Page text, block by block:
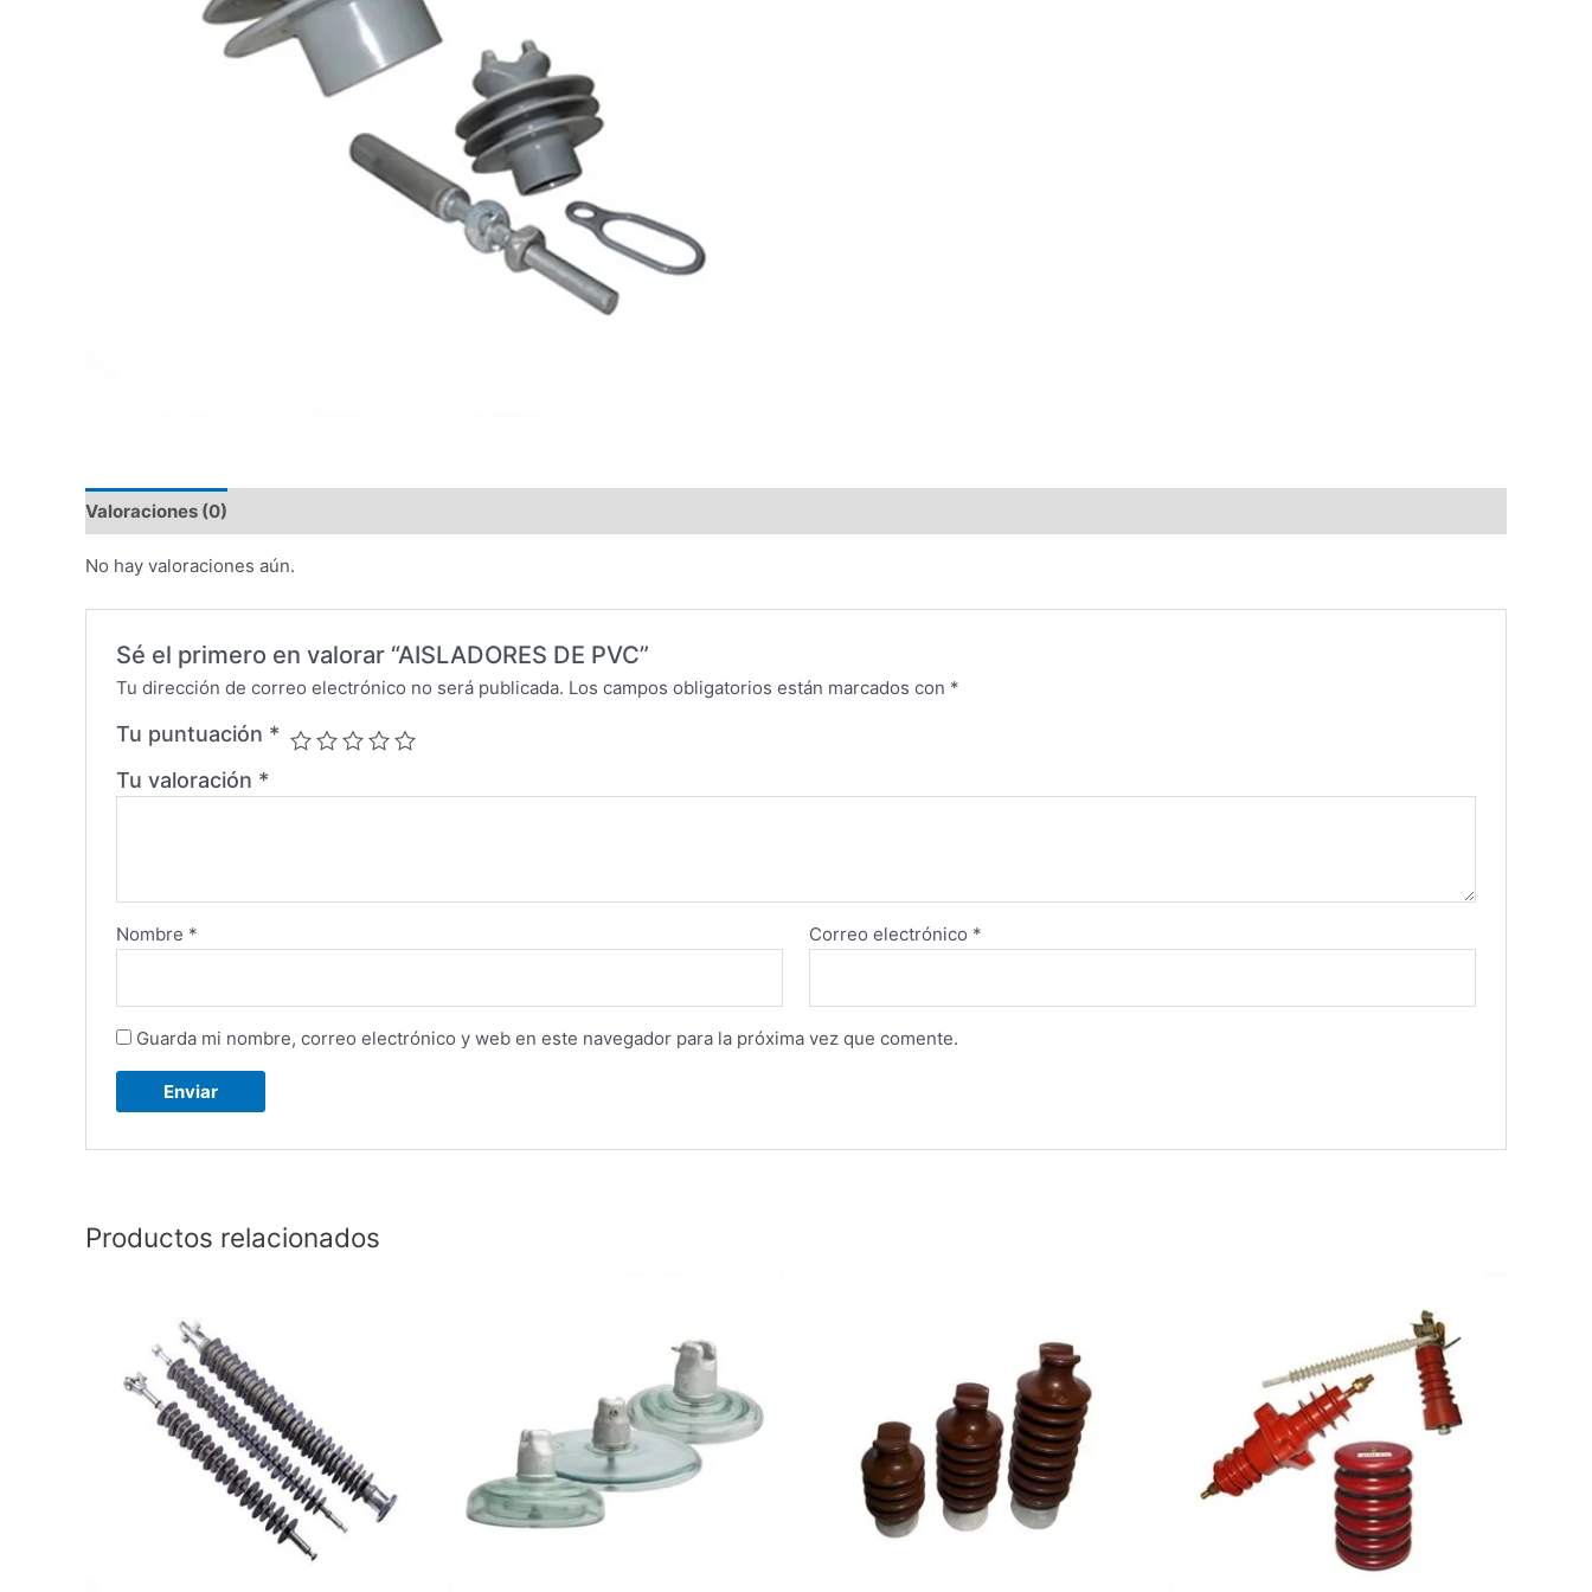
Valoraciones (0)
No hay valoraciones aún.
Sé el primero en valorar “AISLADORES DE PVC”
Tu dirección de correo electrónico no será publicada. Los campos obligatorios están marcados con *
Tu puntuación *
Tu valoración *
Nombre * Correo electrónico *
Guarda mi nombre, correo electrónico y web en este navegador para la próxima vez que comente.
Productos relacionados